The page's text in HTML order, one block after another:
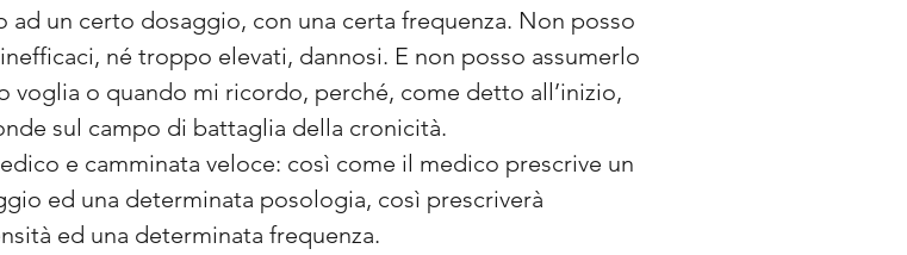
ad un certo dosaggio, con una certa frequenza. Non posso
né troppo elevati, dannosi. E non posso assumerlo
voglia o quando mi ricordo, perché, come detto all’inizio,
sul campo di battaglia della cronicità.
e camminata veloce: così come il medico prescrive un
ed una determinata posologia, così prescriverà
ed una determinata frequenza.